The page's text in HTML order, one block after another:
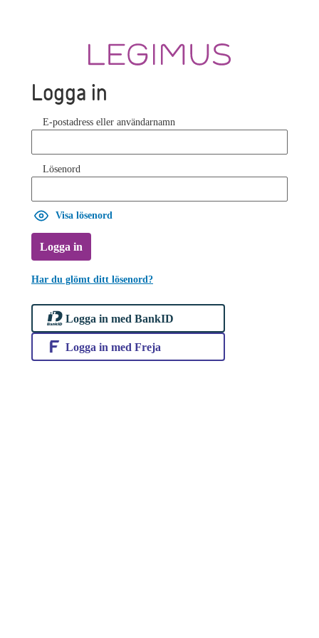
Logga in
E-postadress eller användarnamn
Lösenord
Visa lösenord
Logga in
Har du glömt ditt lösenord?
Logga in med BankID
Logga in med Freja